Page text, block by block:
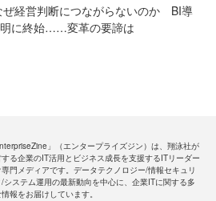
ぜ経営判断につながらないのか BI導
に終始……変革の要諦は
」（エンタープライズジン）は、翔泳社が
る企業のIT活用とビジネス成長を支援するITリーダー
門メディアです。データテクノロジー/情報セキュリ
/システム運用の最新動向を中心に、企業ITに関する多
報をお届けしています。